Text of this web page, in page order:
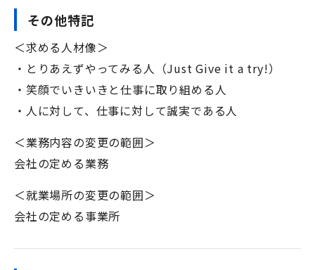
その他特記
＜求める人材像＞
・とりあえずやってみる人（Just Give it a try!）
・笑顔でいきいきと仕事に取り組める人
・人に対して、仕事に対して誠実である人
＜業務内容の変更の範囲＞
会社の定める業務
＜就業場所の変更の範囲＞
会社の定める事業所